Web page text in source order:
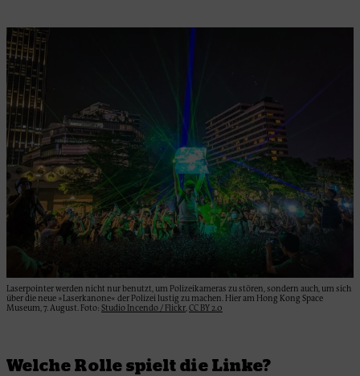
Laserpointer werden nicht nur benutzt, um Polizeikameras zu stören, sondern auch, um sich
über die neue »Laserkanone« der Polizei lustig zu machen. Hier am Hong Kong Space
Museum, 7. August. Foto: Studio Incendo / Flickr,CC BY 2.0
Welche Rolle spielt die Linke?